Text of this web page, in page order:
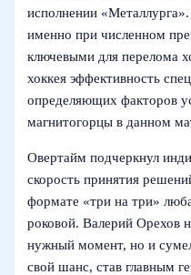
исполнении
именно при численном
ключевыми для перелома
хоккея эффективность
определяющих факторов
магнитогорцы в данном
Овертайм подчеркнул
скорость принятия
формате «три на три»
роковой. Валерий Орехов
нужный момент, но и
свой шанс, став главным